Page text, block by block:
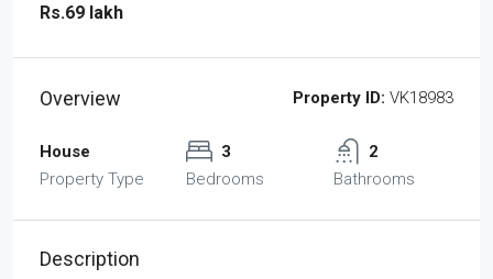
Rs.69 lakh
Overview Property ID: VK18983
House
Property Type
3
Bedrooms
2
Bathrooms
Description